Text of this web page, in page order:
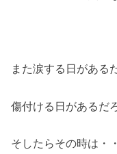
また涙する日がある
傷付ける日があるだ
そしたらその時は・